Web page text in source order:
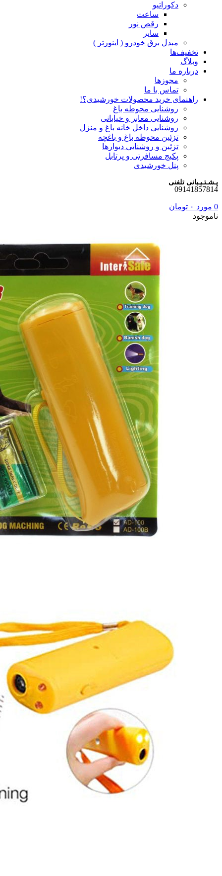
دکوراتیو
ساعت
رقص نور
سایر
مبدل برق خودرو ( اینورتر )
تخفیف‌ها
وبلاگ
درباره ما
مجوزها
تماس با ما
راهنمای خرید محصولات خورشیدی؟!
روشنایی محوطه باغ
روشنایی معابر و خیابانی
روشنایی داخل خانه باغ و منزل
تزئین محوطه باغ و باغچه
تزئین و روشنایی دیوارها
پکیج مسافرتی و پرتابل
پنل خورشیدی
پـشـتـیـبانی تلفنی
09141857814
0 مورد ۰ تومان
ناموجود